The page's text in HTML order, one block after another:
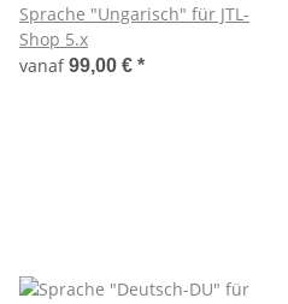
Sprache "Ungarisch" für JTL-
Shop 5.x
vanaf99,00 € *